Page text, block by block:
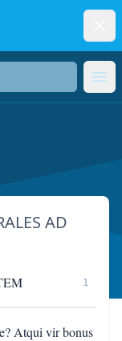
AD
1
Atqui vir bonus